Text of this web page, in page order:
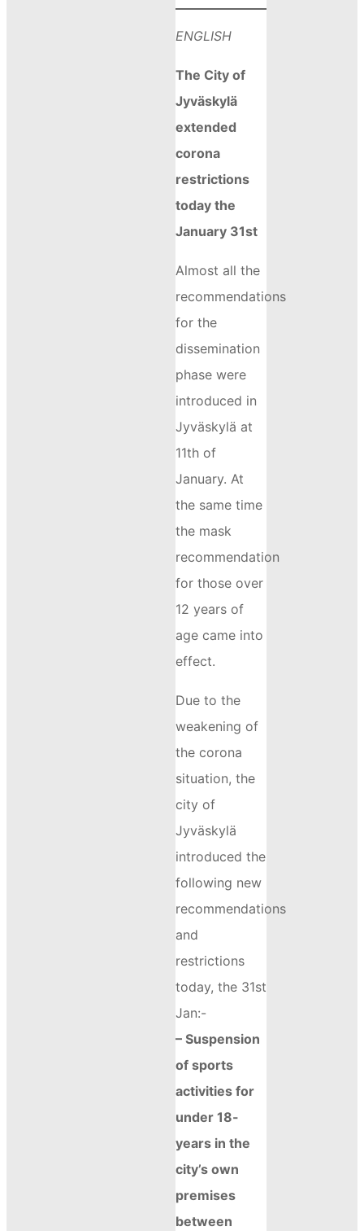
ENGLISH
The City of
Jyväskylä
extended
corona
restrictions
today the
January 31st
Almost all the
recommendations
for the
dissemination
phase were
introduced in
Jyväskylä at
11th of
January. At
the same time
the mask
recommendation
for those over
12 years of
age came into
effect.
Due to the
weakening of
the corona
situation, the
city of
Jyväskylä
introduced the
following new
recommendations
and
restrictions
today, the 31st
Jan:-
– Suspension
of sports
activities for
under 18-
years in the
city’s own
premises
between